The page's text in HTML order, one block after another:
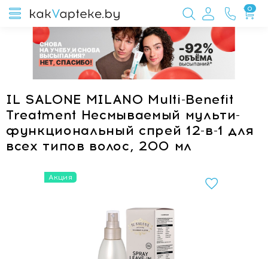
0
IL SALONE MILANO Multi-Benefit
Treatment Несмываемый мульти-
функциональный спрей 12-в-1 для
всех типов волос, 200 мл
Акция